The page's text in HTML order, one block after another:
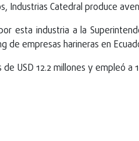
Industrias Catedral produce
esta industria a la
de empresas harineras en
USD 12.2 millones y empleó a